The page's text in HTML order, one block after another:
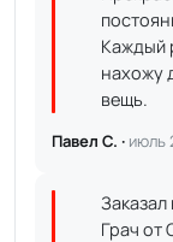
Каждый
нахожу
вещь.
Павел С. · июль
Грач от